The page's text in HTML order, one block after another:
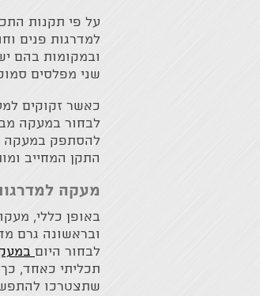
על פי תקנות
למדרגות פנים
שני מפלסים
כאשר זקוקים
לבחור במעקה
להסתפק במעקה
התקן המחייב
מעקה
באופן כללי,
ובראשונה גרם
לבחור היום
תכליתי כאחד,
שתצטרכו